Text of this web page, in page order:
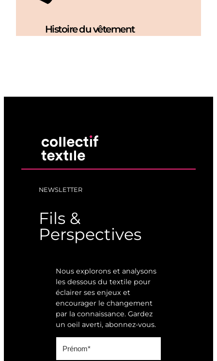
Histoire du vêtement
NEWSLETTER
Fils &
Perspectives
Nous explorons et analysons
les dessous du textile pour
éclairer ses enjeux et
encourager le changement
par la connaissance. Gardez
un oeil averti, abonnez-vous.